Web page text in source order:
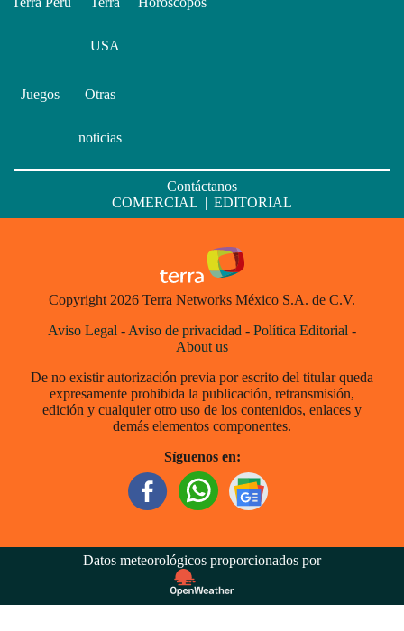
USA
Juegos Otras
noticias
Contáctanos
COMERCIAL | EDITORIAL
Copyright 2026 Terra Networks México S.A. de C.V.
Aviso Legal - Aviso de privacidad - Política Editorial -
About us
De no existir autorización previa por escrito del titular queda
expresamente prohibida la publicación, retransmisión,
edición y cualquier otro uso de los contenidos, enlaces y
demás elementos componentes.
Síguenos en:
Datos meteorológicos proporcionados por